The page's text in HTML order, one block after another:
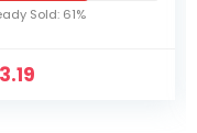
Sold: 61%